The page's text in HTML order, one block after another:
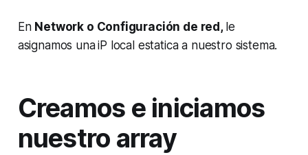
En Network o Configuración de red, le
asignamos unaiP local estatica a nuestro sistema.
Creamos e iniciamos
nuestro array